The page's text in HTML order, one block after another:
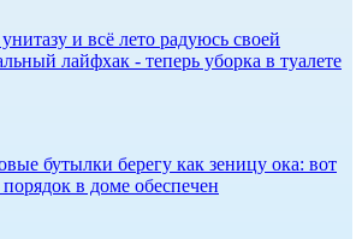
и всё лето радуюсь своей
лайфхак - теперь уборка в туалете
бутылки берегу как зеницу ока: вот
в доме обеспечен